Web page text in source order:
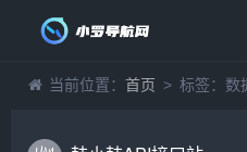
当前位置： 首页 > 标签：数